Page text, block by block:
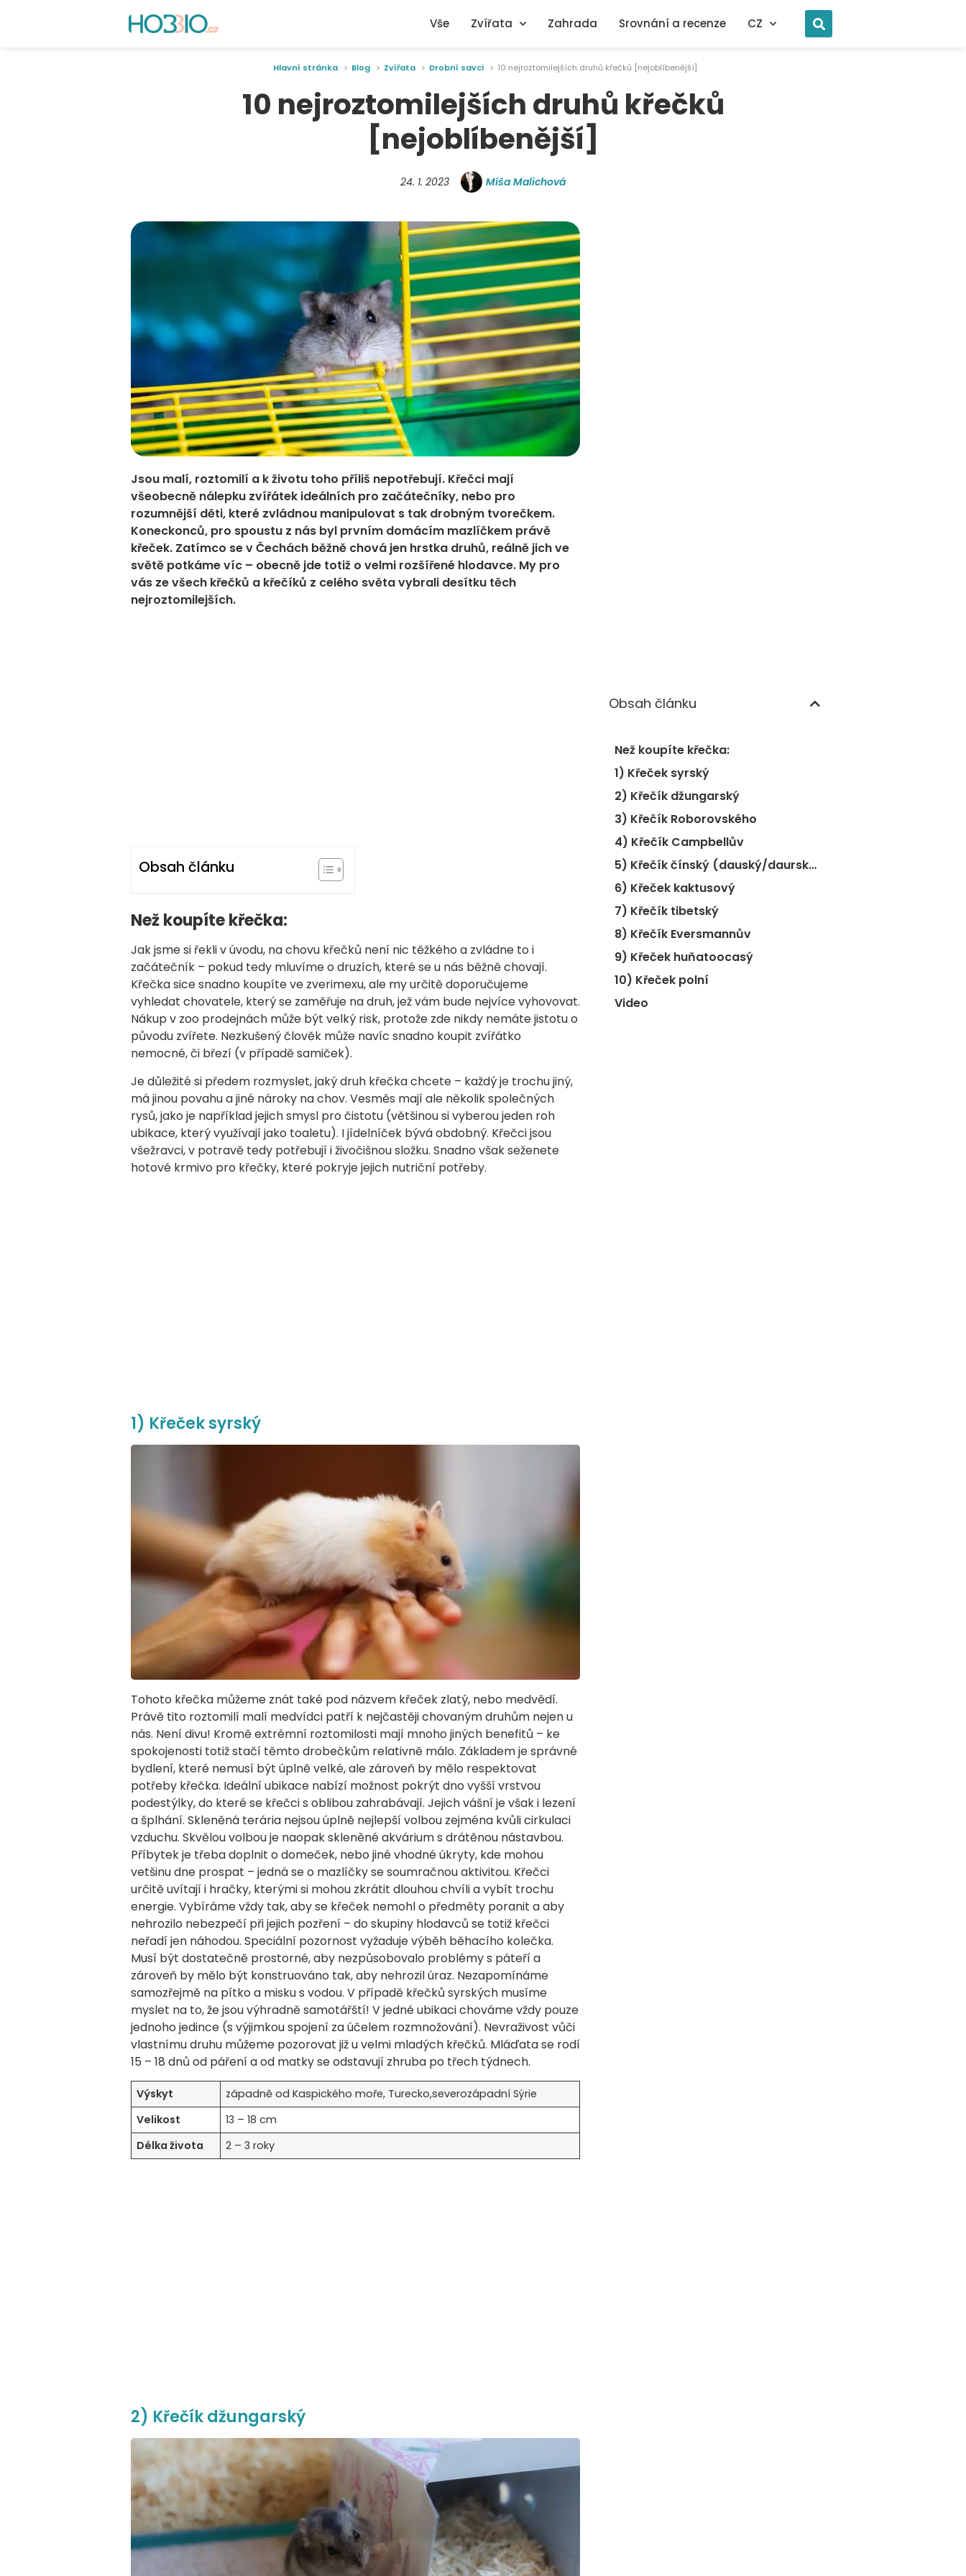
Vše Zvířata Zahrada Srovnání a recenze CZ
Hlavní stránka Blog Zvířata Drobní savci 10 nejroztomilejších druhů křečků [nejoblíbenější]
10 nejroztomilejších druhů křečků
[nejoblíbenější]
24. 1. 2023 Míša Malichová
Jsou malí, roztomilí a k životu toho příliš nepotřebují. Křečci mají
všeobecně nálepku zvířátek ideálních pro začátečníky, nebo pro
rozumnější děti, které zvládnou manipulovat s tak drobným tvorečkem.
Koneckonců, pro spoustu z nás byl prvním domácím mazlíčkem právě
křeček. Zatímco se v Čechách běžně chová jen hrstka druhů, reálně jich ve
světě potkáme víc – obecně jde totiž o velmi rozšířené hlodavce. My pro
vás ze všech křečků a křečíků z celého světa vybrali desítku těch
nejroztomilejších.
Obsah článku
Než koupíte křečka:
Jak jsme si řekli v úvodu, na chovu křečků není nic těžkého a zvládne to i
začátečník – pokud tedy mluvíme o druzích, které se u nás běžně chovají.
Křečka sice snadno koupíte ve zverimexu, ale my určitě doporučujeme
vyhledat chovatele, který se zaměřuje na druh, jež vám bude nejvíce vyhovovat.
Nákup v zoo prodejnách může být velký risk, protože zde nikdy nemáte jistotu o
původu zvířete. Nezkušený člověk může navíc snadno koupit zvířátko
nemocné, či březí (v případě samiček).
Je důležité si předem rozmyslet, jaký druh křečka chcete – každý je trochu jiný,
má jinou povahu a jiné nároky na chov. Vesměs mají ale několik společných
rysů, jako je například jejich smysl pro čistotu (většinou si vyberou jeden roh
ubikace, který využívají jako toaletu). I jídelníček bývá obdobný. Křečci jsou
všežravci, v potravě tedy potřebují i živočišnou složku. Snadno však seženete
hotové krmivo pro křečky, které pokryje jejich nutriční potřeby.
1) Křeček syrský
Tohoto křečka můžeme znát také pod názvem křeček zlatý, nebo medvědí.
Právě tito roztomilí malí medvídci patří k nejčastěji chovaným druhům nejen u
nás. Není divu! Kromě extrémní roztomilosti mají mnoho jiných benefitů – ke
spokojenosti totiž stačí těmto drobečkům relativně málo. Základem je správné
bydlení, které nemusí být úplně velké, ale zároveň by mělo respektovat
potřeby křečka. Ideální ubikace nabízí možnost pokrýt dno vyšší vrstvou
podestýlky, do které se křečci s oblibou zahrabávají. Jejich vášní je však i lezení
a šplhání. Skleněná terária nejsou úplně nejlepší volbou zejména kvůli cirkulaci
vzduchu. Skvělou volbou je naopak skleněné akvárium s drátěnou nástavbou.
Příbytek je třeba doplnit o domeček, nebo jiné vhodné úkryty, kde mohou
vetšinu dne prospat – jedná se o mazlíčky se soumračnou aktivitou. Křečci
určitě uvítají i hračky, kterými si mohou zkrátit dlouhou chvíli a vybít trochu
energie. Vybíráme vždy tak, aby se křeček nemohl o předměty poranit a aby
nehrozilo nebezpečí při jejich pozření – do skupiny hlodavců se totiž křečci
neřadí jen náhodou. Speciální pozornost vyžaduje výběh běhacího kolečka.
Musí být dostatečně prostorné, aby nezpůsobovalo problémy s páteří a
zároveň by mělo být konstruováno tak, aby nehrozil úraz. Nezapomínáme
samozřejmě na pítko a misku s vodou. V případě křečků syrských musíme
myslet na to, že jsou výhradně samotářští! V jedné ubikaci chováme vždy pouze
jednoho jedince (s výjimkou spojení za účelem rozmnožování). Nevraživost vůči
vlastnímu druhu můžeme pozorovat již u velmi mladých křečků. Mláďata se rodí
15 – 18 dnů od páření a od matky se odstavují zhruba po třech týdnech.
Výskyt
západně od Kaspického moře, Turecko,severozápadní Sýrie
Velikost
13 – 18 cm
Délka života
2 – 3 roky
2) Křečík džungarský
Obsah článku
Než koupíte křečka:
1) Křeček syrský
2) Křečík džungarský
3) Křečík Roborovského
4) Křečík Campbellův
5) Křečík čínský (dauský/daurský)
6) Křeček kaktusový
7) Křečík tibetský
8) Křečík Eversmannův
9) Křeček huňatoocasý
10) Křeček polní
Video